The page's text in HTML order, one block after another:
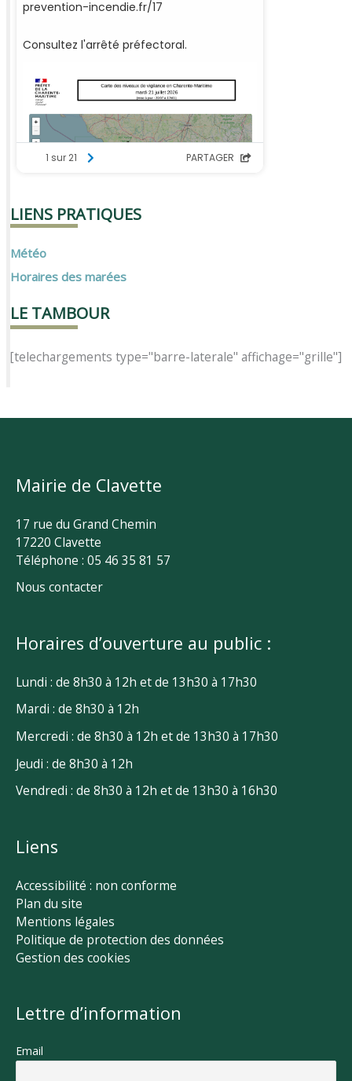
LIENS PRATIQUES
Météo
Horaires des marées
LE TAMBOUR
[telechargements type="barre-laterale" affichage="grille"]
Mairie de Clavette
17 rue du Grand Chemin
17220 Clavette
Téléphone : 05 46 35 81 57
Nous contacter
Horaires d’ouverture au public :
Lundi : de 8h30 à 12h et de 13h30 à 17h30
Mardi : de 8h30 à 12h
Mercredi : de 8h30 à 12h et de 13h30 à 17h30
Jeudi : de 8h30 à 12h
Vendredi : de 8h30 à 12h et de 13h30 à 16h30
Liens
Accessibilité : non conforme
Plan du site
Mentions légales
Politique de protection des données
Gestion des cookies
Lettre d’information
Email